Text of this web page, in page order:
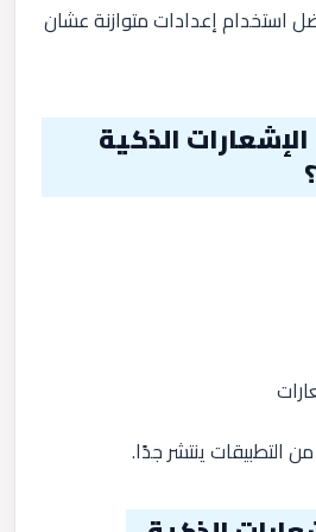
استخدام إعدادات متوازنة عشان
الذكية
التطبيقات ينتشر جدًا.